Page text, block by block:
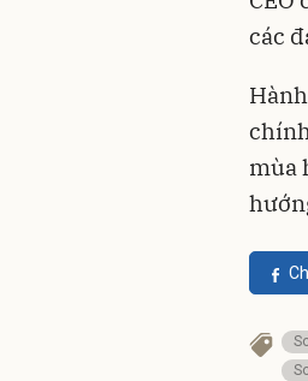
các
mùa